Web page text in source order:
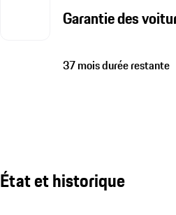
Garantie des
37 mois durée restante
État et historique